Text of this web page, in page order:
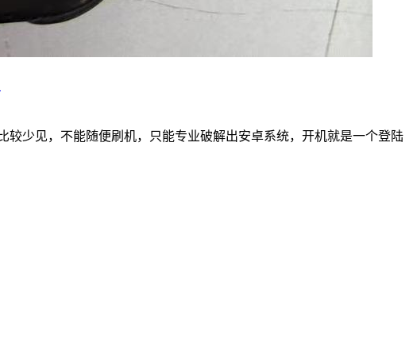
少见，不能随便刷机，只能专业破解出安卓系统，开机就是一个登陆